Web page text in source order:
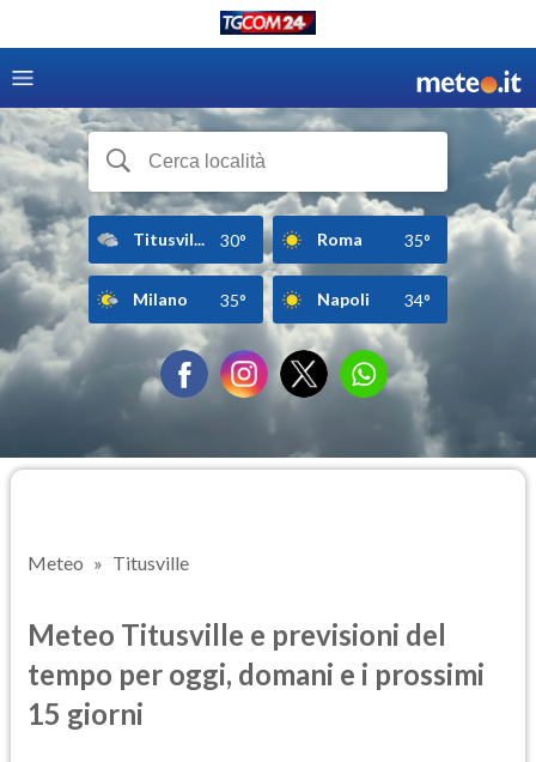
Titusvil... 30° Roma 35°
Milano 35° Napoli 34°
Meteo Titusville
Meteo Titusville e previsioni del
tempo per oggi, domani e i prossimi
15 giorni